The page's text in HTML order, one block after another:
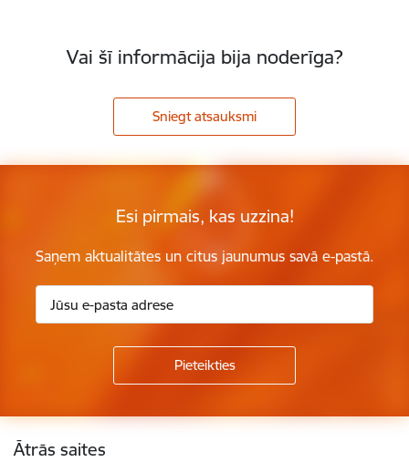
Vai šī informācija bija noderīga?
Sniegt atsauksmi
Esi pirmais, kas uzzina!
Saņem aktualitātes un citus jaunumus savā e-pastā.
Kājene
Ātrās saites